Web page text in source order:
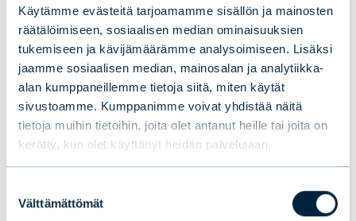
Käytämme evästeitä tarjoamamme sisällön ja mainosten
räätälöimiseen, sosiaalisen median ominaisuuksien
tukemiseen ja kävijämäärämme analysoimiseen. Lisäksi
jaamme sosiaalisen median, mainosalan ja analytiikka-
alan kumppaneillemme tietoja siitä, miten käytät
sivustoamme. Kumppanimme voivat yhdistää näitä
tietoja muihin tietoihin, joita olet antanut heille tai joita on
kerätty, kun olet käyttänyt heidän palvelujaan.
valinta
Välttämättömät
korvauksen riskistä sijoittamalla osakkeisiin.
Riskipreemiota se on myös siksi, että
osakkeet tuottavat huonosti heikkoina
hetkinä. Tämä pitää kestää, sillä korvaus
kannetusta riskistä saadaan taas hyvinä
aikoina.
”Taktisesti taas kannattaa huonoina aikoina
olla varovaisempi osakkeiden kanssa ja se on
meidän tehtävämme allokaatiotyöryhmässä.